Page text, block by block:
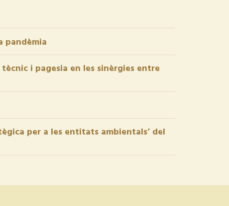
pandèmia
i pagesia en les sinèrgies entre
per a les entitats ambientals’ del